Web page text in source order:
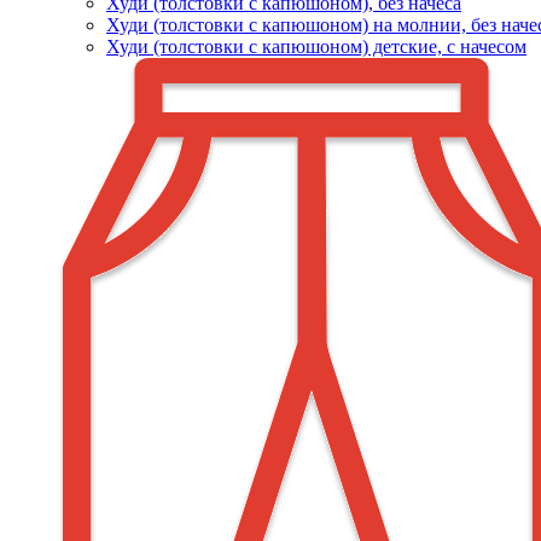
Худи (толстовки с капюшоном) на молнии, без
Худи (толстовки c капюшоном) детские, с начесом